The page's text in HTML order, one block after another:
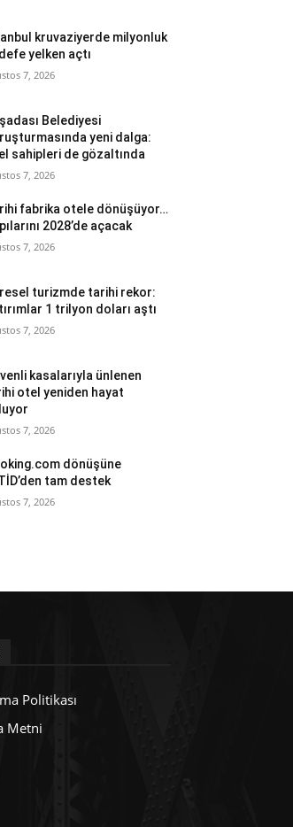
kruvaziyerde milyonluk
yelken açtı
7, 2026
Belediyesi
yeni dalga:
sahipleri de gözaltında
7, 2026
fabrika otele dönüşüyor…
2028’de açacak
7, 2026
turizmde tarihi rekor:
1 trilyon doları aştı
7, 2026
kasalarıyla ünlenen
otel yeniden hayat
7, 2026
dönüşüne
tam destek
7, 2026
Politikası
Metni